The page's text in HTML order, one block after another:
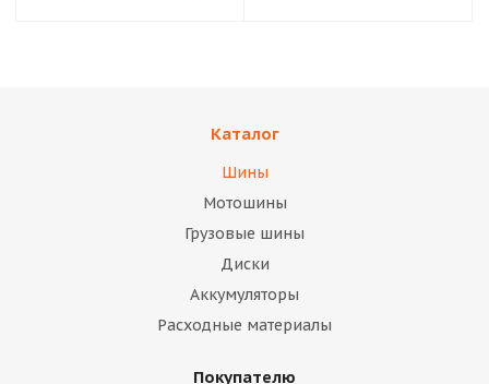
Каталог
Шины
Мотошины
Грузовые шины
Диски
Аккумуляторы
Расходные материалы
Покупателю